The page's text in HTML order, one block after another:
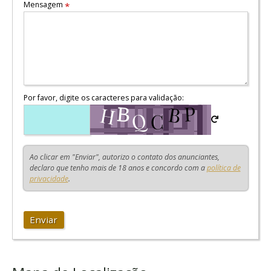
Mensagem *
Por favor, digite os caracteres para validação:
Ao clicar em "Enviar", autorizo o contato dos anunciantes,
declaro que tenho mais de 18 anos e concordo com apolítica de
privacidade.
Enviar